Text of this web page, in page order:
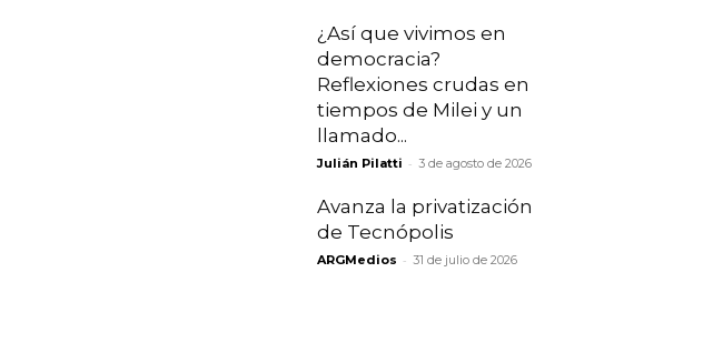
¿Así que vivimos en
democracia?
Reflexiones crudas en
tiempos de Milei y un
llamado...
Julián Pilatti - 3 de agosto de 2026
Avanza la privatización
de Tecnópolis
ARGMedios - 31 de julio de 2026